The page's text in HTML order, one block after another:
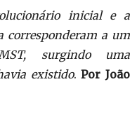
inicial e a
corresponderam a um
surgindo uma
existido.Por João